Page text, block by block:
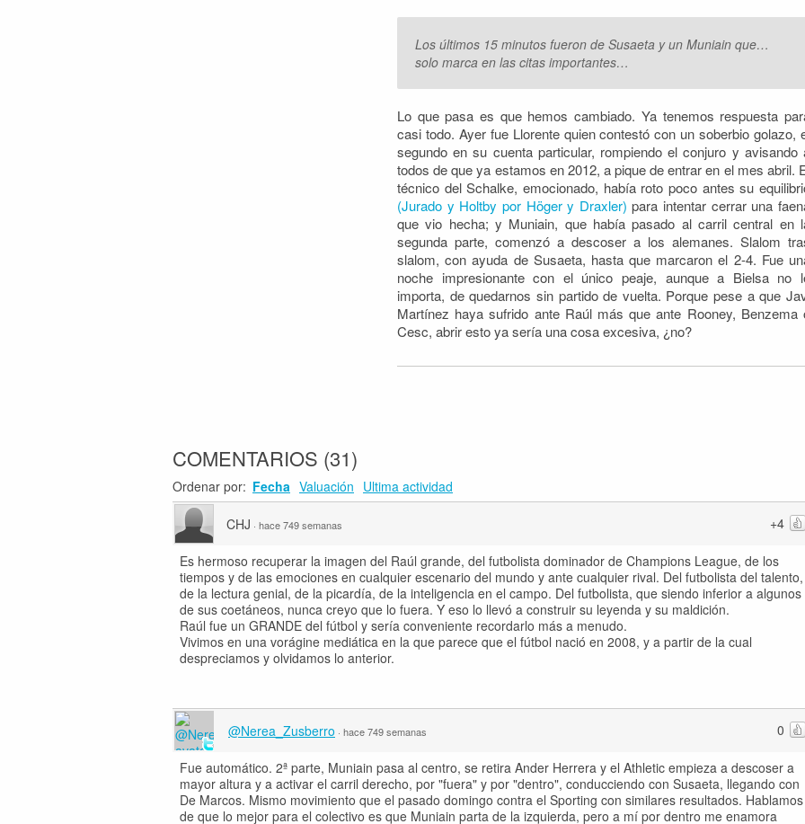
Los últimos 15 minutos fueron de Susaeta y un Muniain que…
solo marca en las citas importantes…
Lo que pasa es que hemos cambiado. Ya tenemos respuesta
casi todo. Ayer fue Llorente quien contestó con un soberbio golazo,
segundo en su cuenta particular, rompiendo el conjuro y avisando
todos de que ya estamos en 2012, a pique de entrar en el mes abril.
técnico del Schalke, emocionado, había roto poco antes su
(Jurado y Holtby por Höger y Draxler) para intentar cerrar una
que vio hecha; y Muniain, que había pasado al carril central en
segunda parte, comenzó a descoser a los alemanes. Slalom
slalom, con ayuda de Susaeta, hasta que marcaron el 2-4. Fue
noche impresionante con el único peaje, aunque a Bielsa no
importa, de quedarnos sin partido de vuelta. Porque pese a que
Martínez haya sufrido ante Raúl más que ante Rooney, Benzema
Cesc, abrir esto ya sería una cosa excesiva, ¿no?
COMENTARIOS (31)
Ordenar por: Fecha Valuación Ultima actividad
+4
CHJ · hace 749 semanas
Es hermoso recuperar la imagen del Raúl grande, del futbolista dominador de Champions League, de los
tiempos y de las emociones en cualquier escenario del mundo y ante cualquier rival. Del futbolista del talento,
de la lectura genial, de la picardía, de la inteligencia en el campo. Del futbolista, que siendo inferior a algunos
de sus coetáneos, nunca creyo que lo fuera. Y eso lo llevó a construir su leyenda y su maldición.
Raúl fue un GRANDE del fútbol y sería conveniente recordarlo más a menudo.
Vivimos en una vorágine mediática en la que parece que el fútbol nació en 2008, y a partir de la cual
despreciamos y olvidamos lo anterior.
0
@Nerea_Zusberro · hace 749 semanas
Fue automático. 2ª parte, Muniain pasa al centro, se retira Ander Herrera y el Athletic empieza a descoser a
mayor altura y a activar el carril derecho, por "fuera" y por "dentro", conducciendo con Susaeta, llegando con
De Marcos. Mismo movimiento que el pasado domingo contra el Sporting con similares resultados. Hablamos
de que lo mejor para el colectivo es que Muniain parta de la izquierda, pero a mí por dentro me enamora